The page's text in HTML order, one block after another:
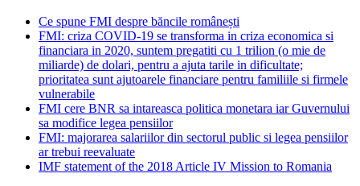
Ce spune FMI despre băncile românești
FMI: criza COVID-19 se transforma in criza economica si
financiara in 2020, suntem pregatiti cu 1 trilion (o mie de
miliarde) de dolari, pentru a ajuta tarile in dificultate;
prioritatea sunt ajutoarele financiare pentru familiile si firmele
vulnerabile
FMI cere BNR sa intareasca politica monetara iar Guvernului
sa modifice legea pensiilor
FMI: majorarea salariilor din sectorul public si legea pensiilor
ar trebui reevaluate
IMF statement of the 2018 Article IV Mission to Romania